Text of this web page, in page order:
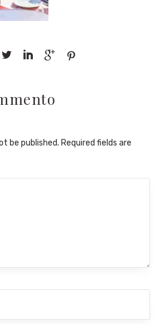
   
be published. Required fields are